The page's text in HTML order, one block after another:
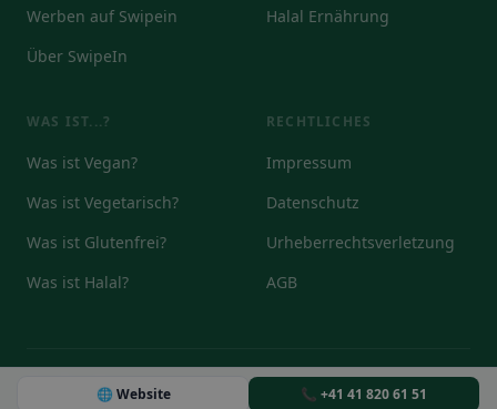
🌐 Website 📞 +41 41 820 61 51
Werben auf Swipein
Über SwipeIn
Halal Ernährung
WAS IST...?
Was ist Vegan?
Was ist Vegetarisch?
Was ist Glutenfrei?
Was ist Halal?
RECHTLICHES
Impressum
Datenschutz
Urheberrechtsverletzung
AGB
© 2026